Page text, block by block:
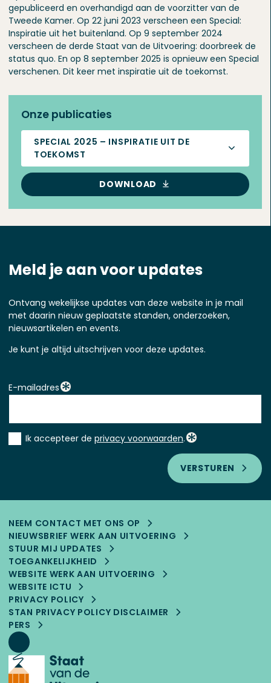
gepubliceerd en overhandigd aan de voorzitter van de
Tweede Kamer. Op 22 juni 2023 verscheen een Special:
Inspiratie uit het buitenland. Op 9 september 2024
verscheen de derde Staat van de Uitvoering: doorbreek de
status quo. En op 8 september 2025 is opnieuw een Special
verschenen. Dit keer met inspiratie uit de toekomst.
Onze publicaties
SPECIAL 2025 – INSPIRATIE UIT DE
TOEKOMST
DOWNLOAD
Meld je aan voor updates
Ontvang wekelijkse updates van deze website in je mail
met daarin nieuw geplaatste standen, onderzoeken,
nieuwsartikelen en events.
Je kunt je altijd uitschrijven voor deze updates.
E-mailadres
Instemming
Ik accepteer de privacy voorwaarden.
VERSTUREN
NEEM CONTACT MET ONS OP
NIEUWSBRIEF WERK AAN UITVOERING
STUUR MIJ UPDATES
TOEGANKELIJK­HEID
WEBSITE WERK AAN UITVOERING
WEBSITE ICTU
PRIVACY POLICY
STAN PRIVACY POLICY DISCLAIMER
PERS